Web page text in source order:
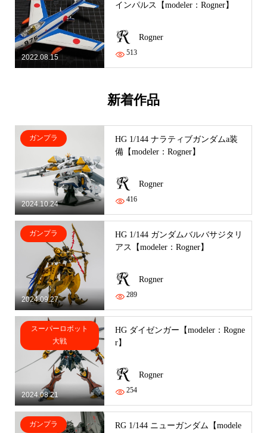
2022.08.15
インパルス【modeler：Rogner】
Rogner
513
新着作品
2024.10.24
ガンプラ
HG 1/144 ナラティブガンダムa装
備【modeler：Rogner】
Rogner
416
2024.09.27
ガンプラ
HG 1/144 ガンダムバルバサジタリ
アス【modeler：Rogner】
Rogner
289
2024.08.21
スーパーロボット
大戦
HG ダイゼンガー【modeler：Rogne
r】
Rogner
254
ガンプラ
RG 1/144 ニューガンダム【modele